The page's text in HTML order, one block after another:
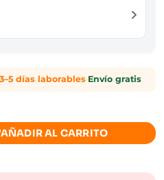
3–5 días laborables·Envío gratis
AÑADIR AL CARRITO